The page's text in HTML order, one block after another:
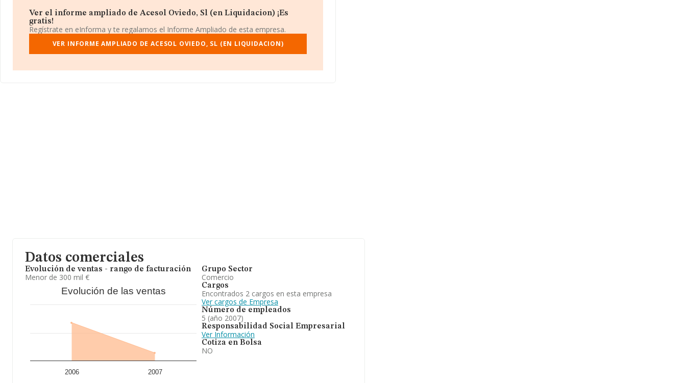
La sociedad
Acesol Oviedo, S.L (en Liquidacion)
, con CIF B74157967, se encuentra en
Calle General Elorza (oviedo) núm. 68, (33001), Oviedo, Asturias.
En base a la información de la que dispone INFORMA sobre 12.138 compañías, a nivel
nacional la facturación asciende a 8.303 millones de euros y se estima que el promedio de la
sobre Asturias, en la base de datos de INFORMA aparecen 205 empresas, con ventas en
Ver el informe ampliado de Acesol Oviedo, Sl (en Liquidacion) ¡Es
gratis!
Regístrate en eInforma y te regalamos el Informe Ampliado de esta empresa.
VER INFORME AMPLIADO DE ACESOL OVIEDO, SL (EN LIQUIDACION)
Datos comerciales
Evolución de ventas - rango de facturación
Menor de 300 mil €
Evolución de las ventas
2006 2007
Grupo Sector
Comercio
Cargos
Encontrados 2 cargos en esta empresa
Ver cargos de Empresa
Número de empleados
5 (año 2007)
Responsabilidad Social Empresarial
Ver Información
Cotiza en Bolsa
NO